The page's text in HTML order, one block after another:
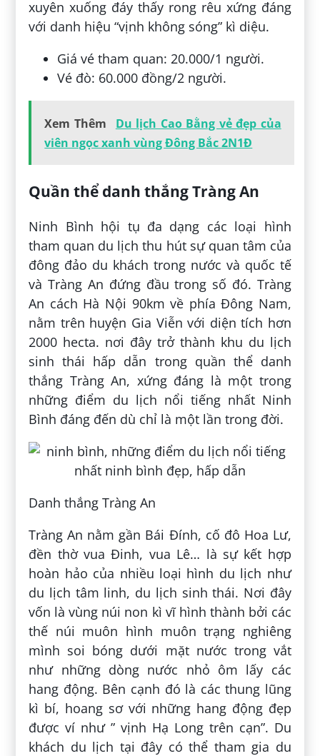
xuyên xuống đáy thấy rong rêu xứng đáng
với danh hiệu “vịnh không sóng” kì diệu.
Giá vé tham quan: 20.000/1 người.
Vé đò: 60.000 đồng/2 người.
Xem Thêm
Du lịch Cao Bằng vẻ đẹp của
viên ngọc xanh vùng Đông Bắc 2N1Đ
Quần thể danh thắng Tràng An
Ninh Bình hội tụ đa dạng các loại hình
tham quan du lịch thu hút sự quan tâm của
đông đảo du khách trong nước và quốc tế
và Tràng An đứng đầu trong số đó. Tràng
An cách Hà Nội 90km về phía Đông Nam,
nằm trên huyện Gia Viễn với diện tích hơn
2000 hecta. nơi đây trở thành khu du lịch
sinh thái hấp dẫn trong quần thể danh
thắng Tràng An, xứng đáng là một trong
những điểm du lịch nổi tiếng nhất Ninh
Bình đáng đến dù chỉ là một lần trong đời.
Danh thắng Tràng An
Tràng An nằm gần Bái Đính, cố đô Hoa Lư,
đền thờ vua Đinh, vua Lê… là sự kết hợp
hoàn hảo của nhiều loại hình du lịch như
du lịch tâm linh, du lịch sinh thái. Nơi đây
vốn là vùng núi non kì vĩ hình thành bởi các
thế núi muôn hình muôn trạng nghiêng
mình soi bóng dưới mặt nước trong vắt
như những dòng nước nhỏ ôm lấy các
hang động. Bên cạnh đó là các thung lũng
kì bí, hoang sơ với những hang động đẹp
được ví như ” vịnh Hạ Long trên cạn”. Du
khách du lịch tại đây có thể tham gia du